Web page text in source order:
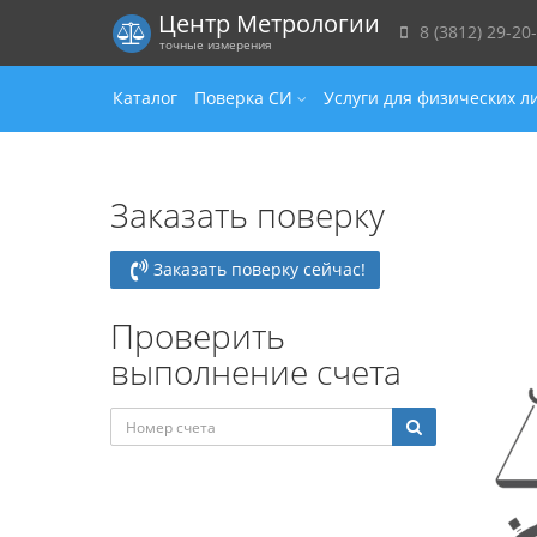
Центр Метрологии
точные измерения
8 (3812) 29-
Каталог Поверка СИ Услуги для физических
Заказать поверку
Заказать поверку сейчас!
Проверить
выполнение счета